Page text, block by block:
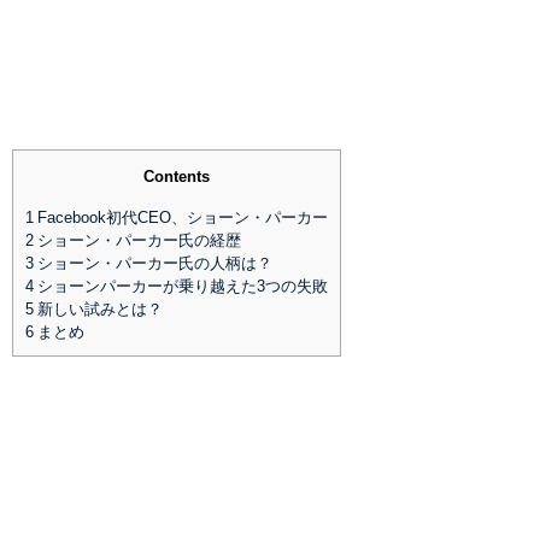
Contents
1
Facebook初代CEO、ショーン・パーカー
2 ショーン・パーカー氏の経歴
3 ショーン・パーカー氏の人柄は？
4 ショーンパーカーが乗り越えた3つの失敗
5 新しい試みとは？
6 まとめ